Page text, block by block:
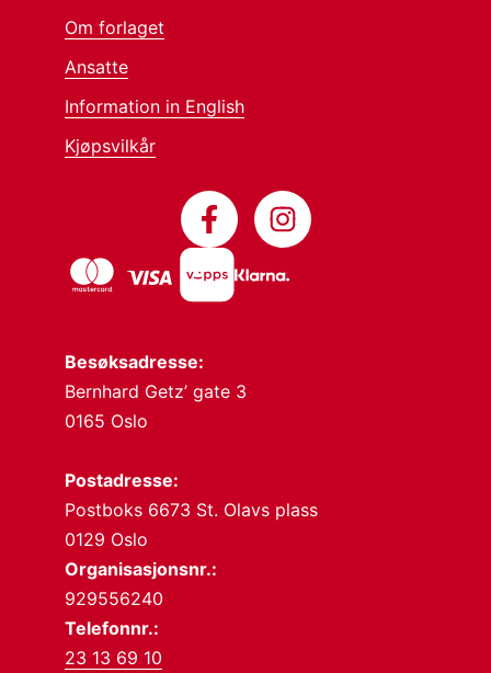
Besøksadresse:
Bernhard Getz’ gate 3
0165 Oslo
Postadresse:
Postboks 6673 St. Olavs plass
0129 Oslo
Organisasjonsnr.:
929556240
Telefonnr.:
23 13 69 10
Om forlaget
Ansatte
Information in English
Kjøpsvilkår